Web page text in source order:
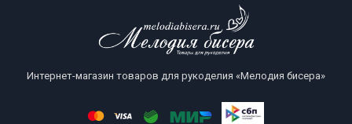
Интернет-магазин товаров для рукоделия «Мелодия бисера»